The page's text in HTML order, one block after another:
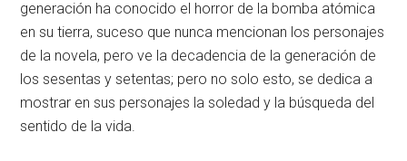
generación ha conocido el horror de la bomba atómica
en su tierra, suceso que nunca mencionan los personajes
de la novela, pero ve la decadencia de la generación de
los sesentas y setentas; pero no solo esto, se dedica a
mostrar en sus personajes la soledad y la búsqueda del
sentido de la vida.